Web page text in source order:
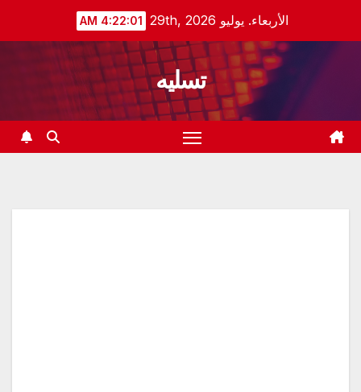
الأربعاء. يوليو 29th, 2026 4:22:02 AM
تسليه